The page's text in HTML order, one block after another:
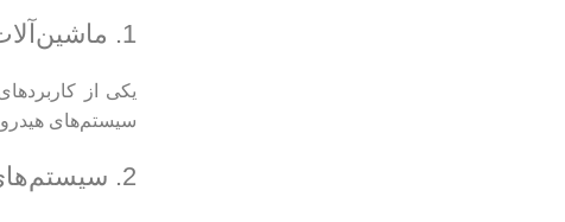
1. ماشین‌آلات سنگین
یکی از
سیستم‌های
2. سیستم‌های فرمان خودرو